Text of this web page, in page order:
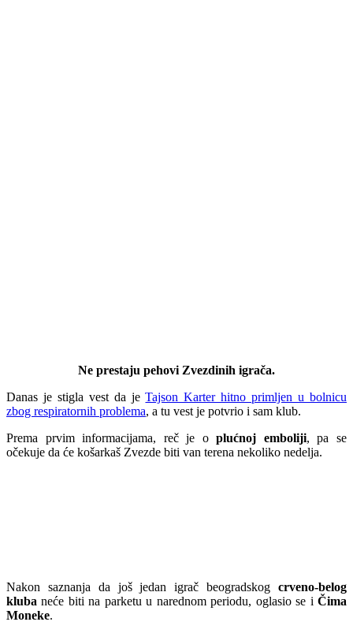
Ne prestaju pehovi Zvezdinih igrača.
Danas je stigla vest da jeTajson Karter hitno primljen u bolnicu
zbog respiratornih problema, a tu vest je potvrio i sam klub.
Prema prvim informacijama, reč je oplućnoj emboliji, pa se
očekuje da će košarkaš Zvezde biti van terena nekoliko nedelja.
Nakon saznanja da još jedan igrač beogradskog crveno-belog
kluba neće biti na parketu u narednom periodu, oglasio se i Čima
Moneke.